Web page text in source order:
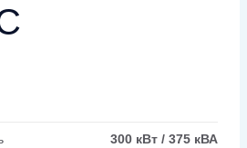
300 кВт / 375 кВА